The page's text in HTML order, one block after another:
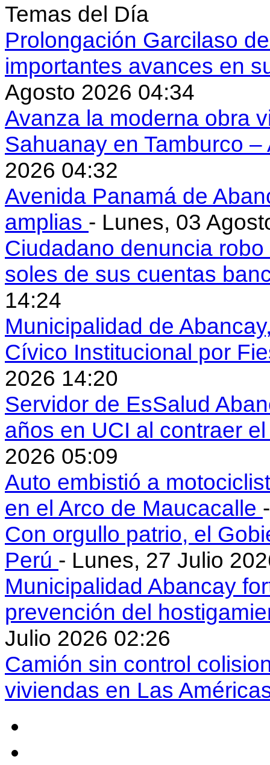
Temas del Día
Prolongación Garcilaso
importantes avances en
Agosto 2026 04:34
Avanza la moderna obra
Sahuanay en Tamburco
2026 04:32
Avenida Panamá de
amplias - Lunes, 03
Ciudadano denuncia
soles de sus cuentas
14:24
Municipalidad de
Cívico Institucional por
2026 14:20
Servidor de EsSalud
años en UCI al contraer
2026 05:09
Auto embistió a
en el Arco de Maucacalle
Con orgullo patrio, el
Perú - Lunes, 27 Julio
Municipalidad Abancay
prevención del
Julio 2026 02:26
Camión sin control
viviendas en Las